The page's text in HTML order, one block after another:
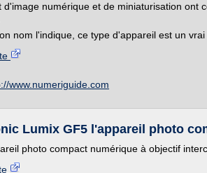
d'image numérique et de miniaturisation ont
nom l'indique, ce type d'appareil est un vrai
www.numeriguide.com
Lumix GF5 l'appareil photo
photo compact numérique à objectif